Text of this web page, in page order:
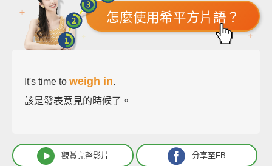
怎麼使用希平方片語？
It's time to weigh in.
該是發表意見的時候了。
觀賞完整影片 分享至FB